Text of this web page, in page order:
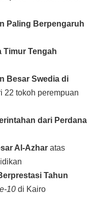
Paling Berpengaruh
Timur Tengah
Besar Swedia di
22 tokoh perempuan
dari Perdana
Al-Azhar atas
Tahun
10 di Kairo